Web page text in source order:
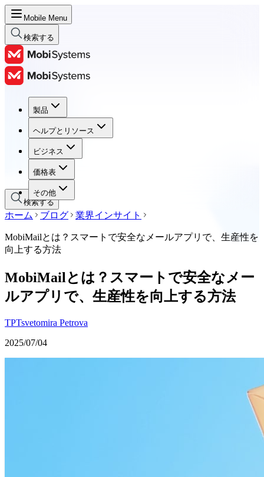
Mobile Menu
検索する
製品
ヘルプとリソース
ビジネス
価格表
その他
製品
ヘルプとリソース
ビジネス
価格表
検索する
ホーム ブログ 業界インサイト
MobiMailとは？スマートで安全なメールアプリで、生産性を
向上する方法
MobiMailとは？スマートで安全なメー
ルアプリで、生産性を向上する方法
TPTsvetomira Petrova
2025/07/04